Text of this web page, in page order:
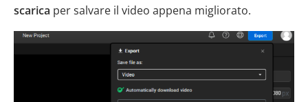
scarica per salvare il video appena migliorato.